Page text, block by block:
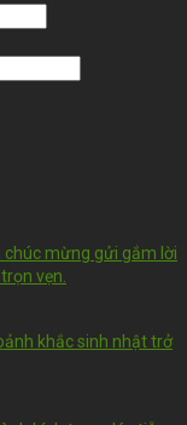
chúc mừng gửi gắm lời
vẹn.
khắc sinh nhật trở